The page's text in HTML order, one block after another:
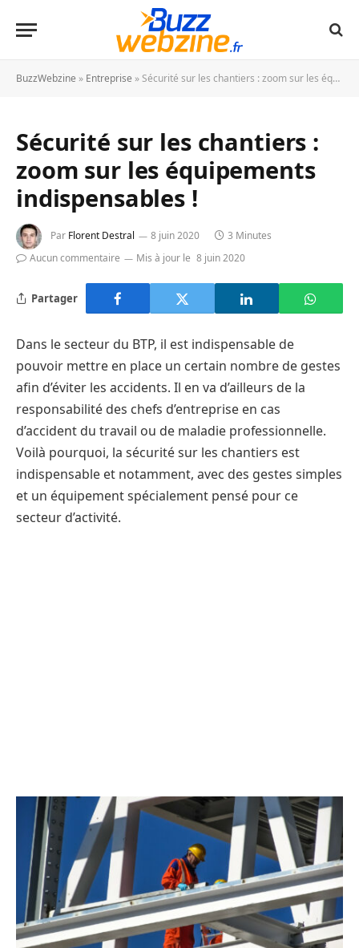
BuzzWebzine » Entreprise »Sécurité sur les chantiers : zoom sur les équipements indispensables !
Sécurité sur les chantiers :
zoom sur les équipements
indispensables !
Par Florent Destral 8 juin 2020
3 Minutes
Aucun commentaire
Mis à jour le 8 juin 2020
Partager
Dans le secteur du BTP, il est indispensable de
pouvoir mettre en place un certain nombre de gestes
afin d’éviter les accidents. Il en va d’ailleurs de la
responsabilité des chefs d’entreprise en cas
d’accident du travail ou de maladie professionnelle.
Voilà pourquoi, la sécurité sur les chantiers est
indispensable et notamment, avec des gestes simples
et un équipement spécialement pensé pour ce
secteur d’activité.